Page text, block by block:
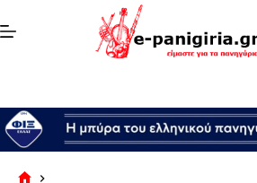
στο
περιεχόμενο